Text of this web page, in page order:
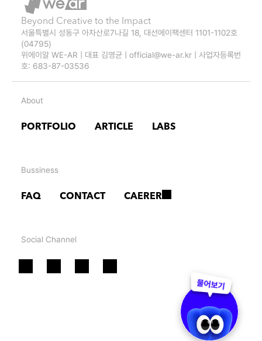
Beyond Creative to the Impact
서울특별시 성동구 아차산로7나길 18, 대선에이팩센터 1101-1102호
(04795)
위에이알 WE-AR | 대표 김영균 | official@we-ar.kr | 사업자등록번
호: 683-87-03536
About
PORTFOLIO ARTICLE LABS
Bussiness
FAQ CONTACT CAERER
Social Channel